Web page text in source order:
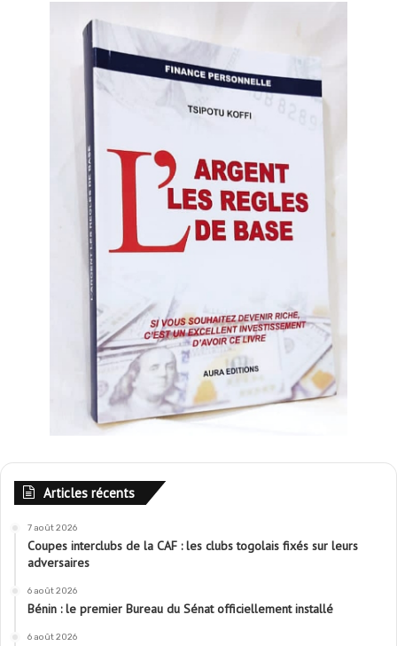
Articles récents
7 août 2026
Coupes interclubs de la CAF : les clubs togolais fixés sur leurs
adversaires
6 août 2026
Bénin : le premier Bureau du Sénat officiellement installé
6 août 2026